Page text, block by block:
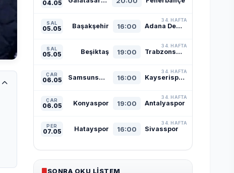
04.05
SAL
05.05 Başakşehir 16:00 Adana Demirspor
34. HAFTA
SAL
05.05 Beşiktaş 19:00 Trabzonspor
34. HAFTA
ÇAR
06.05 Samsunspor 16:00 Kayserispor
34. HAFTA
ÇAR
06.05 Konyaspor 19:00 Antalyaspor
34. HAFTA
PER
07.05 Hatayspor 16:00 Sivasspor
34. HAFTA
SONRA OKU LISTEM